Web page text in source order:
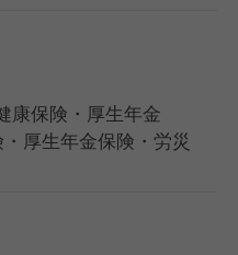
康保険・厚生年金
厚生年金保険・労災